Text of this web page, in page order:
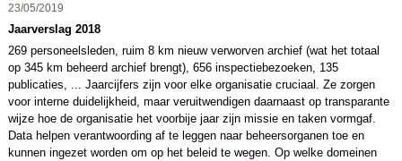
23/05/2019
Jaarverslag 2018
269 personeelsleden, ruim 8 km nieuw verworven archief (wat het totaal
op 345 km beheerd archief brengt), 656 inspectiebezoeken, 135
publicaties, ... Jaarcijfers zijn voor elke organisatie cruciaal. Ze zorgen
voor interne duidelijkheid, maar veruitwendigen daarnaast op transparante
wijze hoe de organisatie het voorbije jaar zijn missie en taken vormgaf.
Data helpen verantwoording af te leggen naar beheersorganen toe en
kunnen ingezet worden om op het beleid te wegen. Op welke domeinen